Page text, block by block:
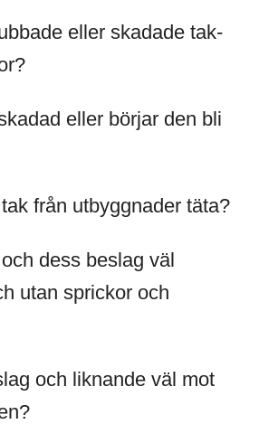
eller skadade tak-
eller börjar den bli
från utbyggnader täta?
dess beslag väl
utan sprickor och
och liknande väl mot